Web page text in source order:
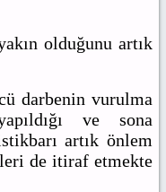
olduğunu artık
darbenin vurulma
ve sona
artık önlem
de itiraf etmekte